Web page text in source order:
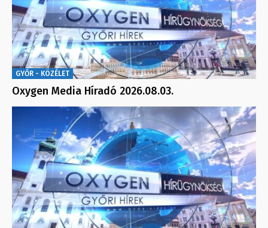
GYŐR - KÖZÉLET
Oxygen Media Híradó 2026.08.03.